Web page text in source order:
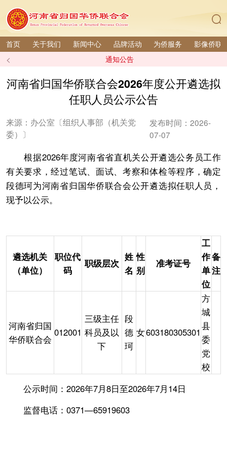
首页 关于我们 新闻中心 品牌活动 为侨服务 影像侨联
< 通知公告
河南省归国华侨联合会2026年度公开遴选拟
任职人员公示公告
来源：办公室〔组织人事部（机关党
委）〕
发布时间：2026-
07-07
根据2026年度河南省省直机关公开遴选公务员工作
有关要求，经过笔试、面试、考察和体检等程序，确定
段德珂为河南省归国华侨联合会公开遴选拟任职人员，
现予以公示。
遴选机关
（单位）
职位代
码
职级层次
姓
名
性
别
准考证号
工
作
单
位
备
注
河南省归国
华侨联合会
012001
三级主任
科员及以
下
段
德
珂
女603180305301
方
城
县
委
党
校
公示时间：2026年7月8日至2026年7月14日
监督电话：0371—65919603